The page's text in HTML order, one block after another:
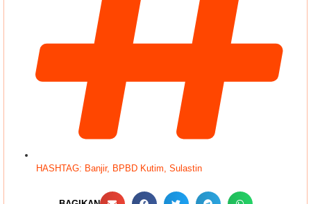
HASHTAG: Banjir, BPBD Kutim Sulastin